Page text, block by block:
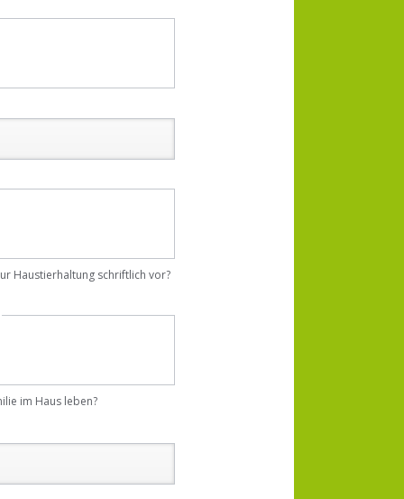
Haustierhaltung schriftlich vor?
im Haus leben?